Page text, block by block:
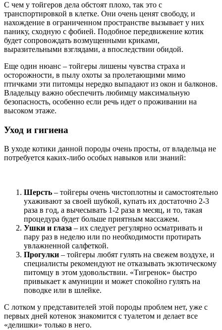
С чем у тойгеров дела обстоят плохо, так это с
транспортировкой в клетке. Они очень ценят свободу, и
нахождение в ограниченном пространстве вызывает у них
панику, сходную с фобией. Подобное передвижение котик
будет сопровождать возмущенными криками,
выразительными взглядами, а впоследствии обидой.
Еще один нюанс – тойгеры лишены чувства страха и
осторожности, в пылу охоты за пролетающими мимо
птичками эти питомцы нередко выпадают из окон и балконов.
Владельцу важно обеспечить любимцу максимальную
безопасность, особенно если речь идет о проживании на
высоком этаже.
Уход и гигиена
В уходе котики данной породы очень просты, от владельца не
потребуется каких-либо особых навыков или знаний:
Шерсть – тойгеры очень чистоплотны и самостоятельно
ухаживают за своей шубкой, купать их достаточно 2-3
раза в год, а вычесывать 1-2 раза в месяц, и то, такая
процедура будет больше приятным массажем.
Ушки и глаза – их следует регулярно осматривать и
пару раз в неделю или по необходимости протирать
увлажненной салфеткой.
Прогулки – тойгеры любят гулять на свежем воздухе, и
специалисты рекомендуют не отказывать экзотическому
питомцу в этом удовольствии. «Тигренок» быстро
привыкает к амуниции и может спокойно гулять на
поводке или в шлейке.
С лотком у представителей этой породы проблем нет, уже с
первых дней котенок знакомится с туалетом и делает все
«делишки» только в него.